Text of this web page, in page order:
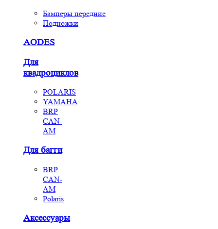
Бамперы передние
Подножки
AODES
Для
квадроциклов
POLARIS
YAMAHA
BRP
CAN-
AM
Для багги
BRP
CAN-
AM
Polaris
Аксессуары